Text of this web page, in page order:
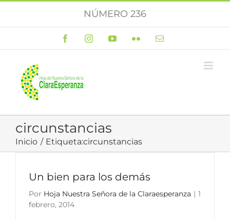
NÚMERO 236
FacebookInstagramYouTubeFlickr Correo
circunstancias
Inicio Etiqueta:circunstancias
Un bien para los demás
Por Hoja Nuestra Señora de la Claraesperanza | 1
febrero, 2014